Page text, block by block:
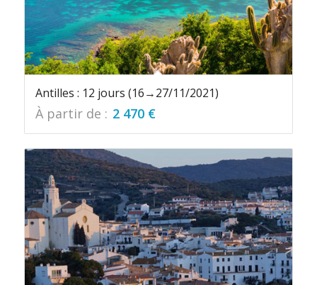
Antilles : 12 jours (16→27/11/2021)
À partir de : 2 470 €